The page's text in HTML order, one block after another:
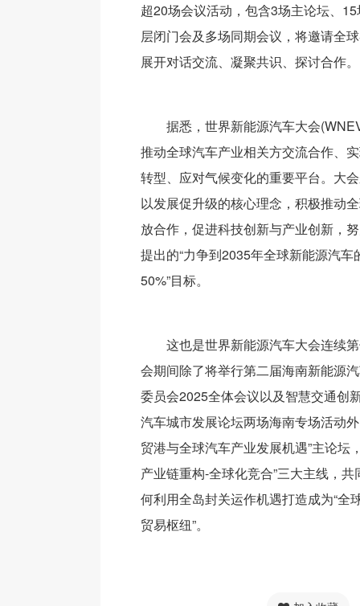
超20场会议活动，包含3场主论坛、
层闭门会及多场同期会议，将邀请全
展开对话交流、凝聚共识、探讨合作。
据悉，世界新能源汽车大会
推动全球汽车产业相关方交流合作、
转型、应对气候变化的重要平台。大
以发展促升级的核心理念，积极推动
放合作，促进科技创新与产业创新，
提出的“力争到2035年全球新能源汽车
50%”目标。
这也是世界新能源汽车大会连续
会期间除了将举行第二届海南新能源
委员会2025全体会议以及智慧交通创
汽车城市发展论坛两场海南专场活动
贸港与全球汽车产业发展机遇”主论坛
产业链重构-全球化竞合”三大主线，
何利用全岛封关运作机遇打造成为“全
贸易枢纽”。